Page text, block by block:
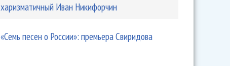
харизматичный Иван Никифорчин
«Семь песен о России»: премьера Свиридова